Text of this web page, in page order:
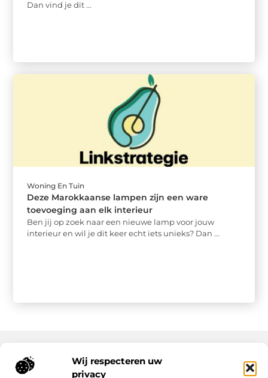
Wij respecteren uw
privacy
Dan vind je dit ...
Woning En Tuin
Deze Marokkaanse lampen zijn een ware
toevoeging aan elk interieur
Ben jij op zoek naar een nieuwe lamp voor jouw
interieur en wil je dit keer echt iets unieks? Dan ...
Onze informatie